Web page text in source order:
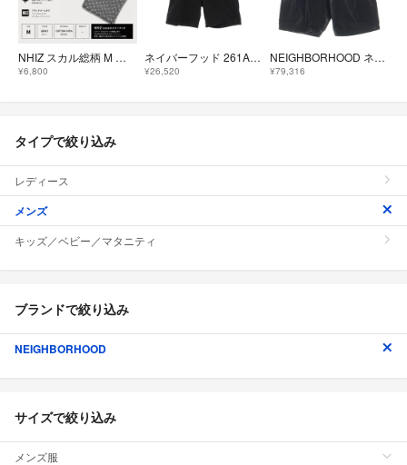
NHIZ スカル総柄 M 杢グレー izzueネイバーフッド 綿ハーフパンツ
¥6,800
ネイバーフッド 261AQNH-PTM06 CLASSIC CHINO SHORT PANTS クラシックチノショーツハーフパンツ メンズ S
¥26,520
NEIGHBORHOOD ネイバーフッド 26SS LEATHER CARGO SHORT PANTS レザー カーゴショートパンツ ハーフパンツ ショーツ ブラック 261SZNH-PTM01
¥79,316
タイプで絞り込み
レディース
メンズ
キッズ／ベビー／マタニティ
ブランドで絞り込み
NEIGHBORHOOD
サイズで絞り込み
メンズ服